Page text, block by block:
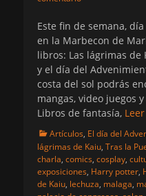
Este fin de semana,
en la Marbecon de
libros: Las lágrimas de
y el día del
costa del sol podrás
mangas, video juegos
Libros de fantasía,
Categorias
Artículos, El día del
lágrimas de Kaiu, Tras la
charla, comics, cosplay,
exposiciones, Harry potter,
de Kaiu, lechuza, malaga,